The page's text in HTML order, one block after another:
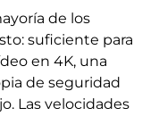
de los
suficiente para
en 4K, una
de seguridad
Las velocidades